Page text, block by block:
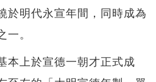
於明代永宣年間，同時成為
。
本上於宣德一朝才正式成